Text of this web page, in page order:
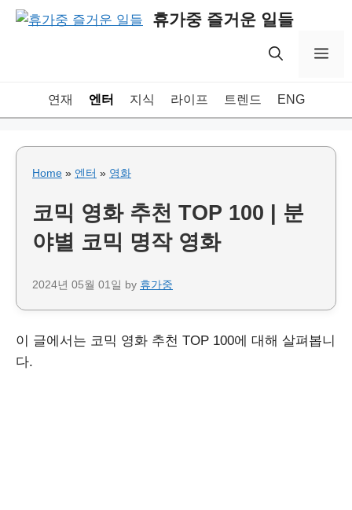
Skip
휴가중 즐거운 일들
연재 엔터 지식 라이프 트렌드 ENG
Home » 엔터 » 영화
코믹 영화 추천 TOP 100 | 분
야별 코믹 명작 영화
2024년 05월 01일 by 휴가중
이 글에서는 코믹 영화 추천 TOP 100에 대해 살펴봅니
다.